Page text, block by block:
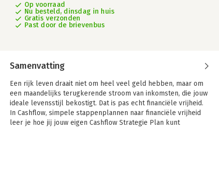
Op voorraad
Nu besteld, dinsdag in huis
Gratis verzonden
Past door de brievenbus
Samenvatting
Een rijk leven draait niet om heel veel geld hebben, maar om
een maandelijks terugkerende stroom van inkomsten, die jouw
ideale levensstijl bekostigt. Dat is pas echt financiële vrijheid.
In Cashflow, simpele stappenplannen naar financiële vrijheid
leer je hoe jij jouw eigen Cashflow Strategie Plan kunt